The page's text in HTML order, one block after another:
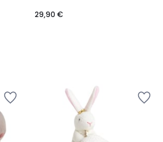
29,90 €